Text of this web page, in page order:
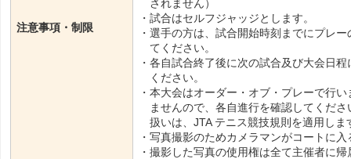
注意事項・制限
されません）
・試合はセルフジャッジとします。
・選手の方は、試合開始時刻までにプレ
てください。
・各自試合終了後に次の試合及び大会日
ください。
・本大会はオーダー・オブ・プレーで行
ませんので、各自進行を確認してくださ
扱いは、JTA テニス競技規則を適用しま
・写真撮影のためカメラマンがコートに
・撮影した写真の使用権は全て主催者に